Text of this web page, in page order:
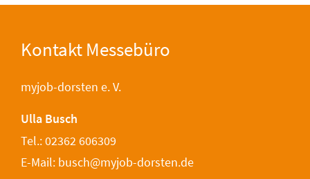
Kontakt Messebüro
myjob-dorsten e. V.
Ulla Busch
Tel.: 02362 606309
E-Mail: busch@myjob-dorsten.de